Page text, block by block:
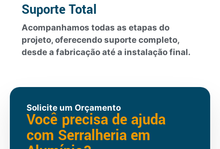
Suporte Total
Acompanhamos todas as etapas do
projeto, oferecendo suporte completo,
desde a fabricação até a instalação final.
Solicite um Orçamento
Você precisa de ajuda
com Serralheria em